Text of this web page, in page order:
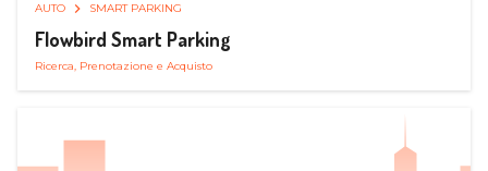
AUTO SMART PARKING
Flowbird Smart Parking
Ricerca, Prenotazione e Acquisto